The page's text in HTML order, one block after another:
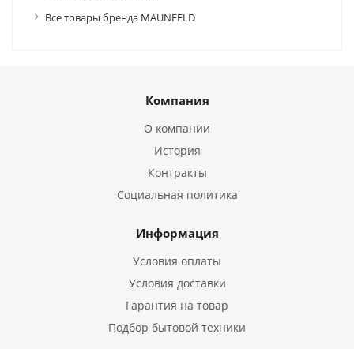
Все товары бренда MAUNFELD
Компания
О компании
История
Контракты
Социальная политика
Информация
Условия оплаты
Условия доставки
Гарантия на товар
Подбор бытовой техники